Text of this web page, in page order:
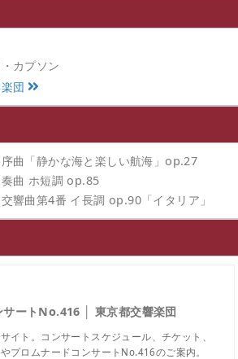
カプソン
団
曲「静かな海と楽しい航海」op.27
曲 ホ短調 op.85
交響曲第4番 イ長調 op.90「イタリア」
サートNo.416 │ 東京都交響楽団
イト。コンサートスケジュール、チケット、
プロムナードコンサートNo.416のご案内。